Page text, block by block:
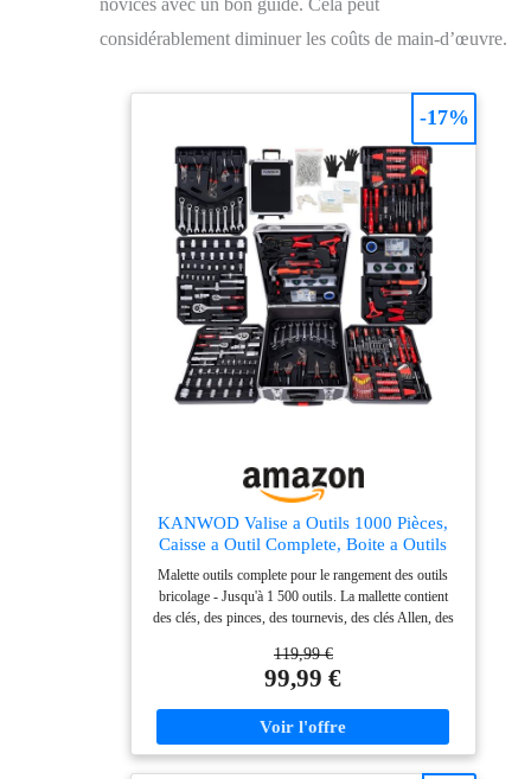
novices avec un bon guide. Cela peut
considérablement diminuer les coûts de main-d’œuvre.
KANWOD Valise a Outils 1000 Pièces,
Caisse a Outil Complete, Boite a Outils
Portable avec Roulettes, Mallette en
Aluminium, Kit Outils Bricolage pour
Hobby et Travaux Domestiques
Malette outils complete pour le rangement des outils
bricolage - Jusqu'à 1 500 outils. La mallette contient
des clés, des pinces, des tournevis, des clés Allen, des
bien d'autres outils. Qualité supérieure - Le caisse a
outils est fabriqué en aluminium robuste, qui offre une
Tous les outils se distinguent par leur qualité de
fabrication, leur robustesse et leurs matériaux durables.
119,99 €
99,99 €
-17%